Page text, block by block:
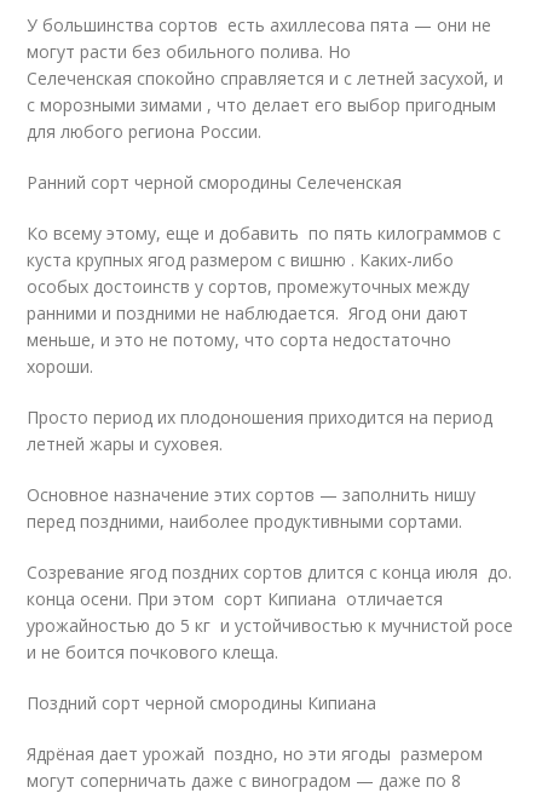
У большинства сортов есть ахиллесова пята — они не
могут расти без обильного полива. Но
Селеченская спокойно справляется и с летней засухой, и
с морозными зимами , что делает его выбор пригодным
для любого региона России.
Ранний сорт черной смородины Селеченская
Ко всему этому, еще и добавить по пять килограммов с
куста крупных ягод размером с вишню . Каких-либо
особых достоинств у сортов, промежуточных между
ранними и поздними не наблюдается. Ягод они дают
меньше, и это не потому, что сорта недостаточно
хороши.
Просто период их плодоношения приходится на период
летней жары и суховея.
Основное назначение этих сортов — заполнить нишу
перед поздними, наиболее продуктивными сортами.
Созревание ягод поздних сортов длится с конца июля до.
конца осени. При этом сорт Кипиана отличается
урожайностью до 5 кг и устойчивостью к мучнистой росе
и не боится почкового клеща.
Поздний сорт черной смородины Кипиана
Ядрёная дает урожай поздно, но эти ягоды размером
могут соперничать даже с виноградом — даже по 8